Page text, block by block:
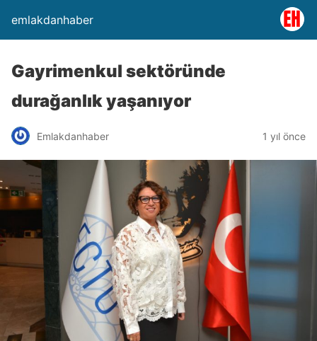
emlakdanhaber
Gayrimenkul sektöründe
durağanlık yaşanıyor
Emlakdanhaber 1 yıl önce